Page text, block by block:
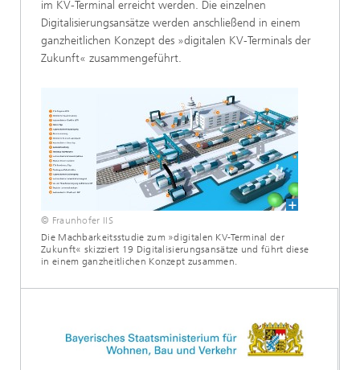
im KV-Terminal erreicht werden. Die einzelnen
Digitalisierungsansätze werden anschließend in einem
ganzheitlichen Konzept des »digitalen KV-Terminals der
Zukunft« zusammengeführt.
© Fraunhofer IIS
Die Machbarkeitsstudie zum »digitalen KV-Terminal der
Zukunft« skizziert 19 Digitalisierungsansätze und führt diese
in einem ganzheitlichen Konzept zusammen.